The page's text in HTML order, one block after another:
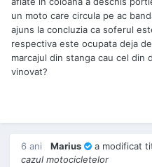
un moto care circula pe ac
ajuns la concluzia ca soferul
respectiva este ocupata deja
marcajul din stanga cau cel din
vinovat?
6 ani Marius a modificat
cazul motocicletelor